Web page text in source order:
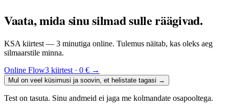
Vaata, mida sinu silmad sulle räägivad.
KSA kiirtest — 3 minutiga online. Tulemus näitab, kas oleks aeg
silmaarstile minna.
Online Flow3 kiirtest · 0 € →
Mul on veel küsimusi ja soovin, et helistate tagasi →
Test on tasuta. Sinu andmeid ei jaga me kolmandate osapooltega.